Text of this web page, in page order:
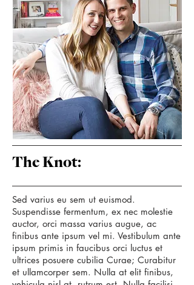
The Knot:
Sed varius eu sem ut euismod.
Suspendisse fermentum, ex nec molestie
auctor, orci massa varius augue, ac
finibus ante ipsum vel mi. Vestibulum ante
ipsum primis in faucibus orci luctus et
ultrices posuere cubilia Curae; Curabitur
et ullamcorper sem. Nulla at elit finibus,